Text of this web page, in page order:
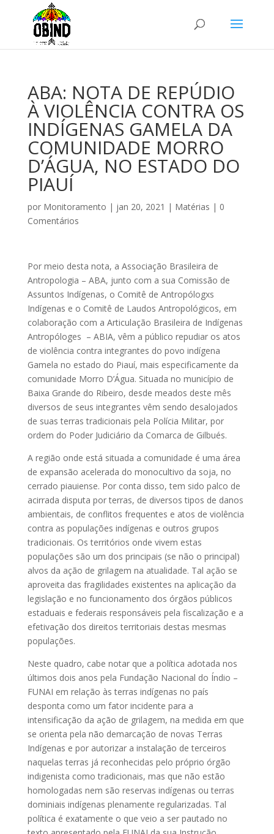
ABA: NOTA DE REPÚDIO
À VIOLÊNCIA CONTRA OS
INDÍGENAS GAMELA DA
COMUNIDADE MORRO
D’ÁGUA, NO ESTADO DO
PIAUÍ
por Monitoramento | jan 20, 2021 | Matérias | 0
Comentários
Por meio desta nota, a Associação Brasileira de
Antropologia – ABA, junto com a sua Comissão de
Assuntos Indígenas, o Comitê de Antropólogxs
Indígenas e o Comitê de Laudos Antropológicos, em
colaboração com a Articulação Brasileira de Indígenas
Antropóloges – ABIA, vêm a público repudiar os atos
de violência contra integrantes do povo indígena
Gamela no estado do Piauí, mais especificamente da
comunidade Morro D’Água. Situada no município de
Baixa Grande do Ribeiro, desde meados deste mês
diversos de seus integrantes vêm sendo desalojados
de suas terras tradicionais pela Polícia Militar, por
ordem do Poder Judiciário da Comarca de Gilbués.
A região onde está situada a comunidade é uma área
de expansão acelerada do monocultivo da soja, no
cerrado piauiense. Por conta disso, tem sido palco de
acirrada disputa por terras, de diversos tipos de danos
ambientais, de conflitos frequentes e atos de violência
contra as populações indígenas e outros grupos
tradicionais. Os territórios onde vivem estas
populações são um dos principais (se não o principal)
alvos da ação de grilagem na atualidade. Tal ação se
aproveita das fragilidades existentes na aplicação da
legislação e no funcionamento dos órgãos públicos
estaduais e federais responsáveis pela fiscalização e a
efetivação dos direitos territoriais destas mesmas
populações.
Neste quadro, cabe notar que a política adotada nos
últimos dois anos pela Fundação Nacional do Índio –
FUNAI em relação às terras indígenas no país
desponta como um fator incidente para a
intensificação da ação de grilagem, na medida em que
se orienta pela não demarcação de novas Terras
Indígenas e por autorizar a instalação de terceiros
naquelas terras já reconhecidas pelo próprio órgão
indigenista como tradicionais, mas que não estão
homologadas nem são reservas indígenas ou terras
dominiais indígenas plenamente regularizadas. Tal
política é exatamente o que veio a ser pautado no